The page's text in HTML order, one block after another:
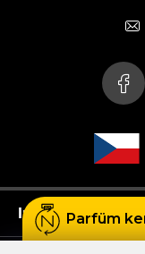
InstagramParfüm